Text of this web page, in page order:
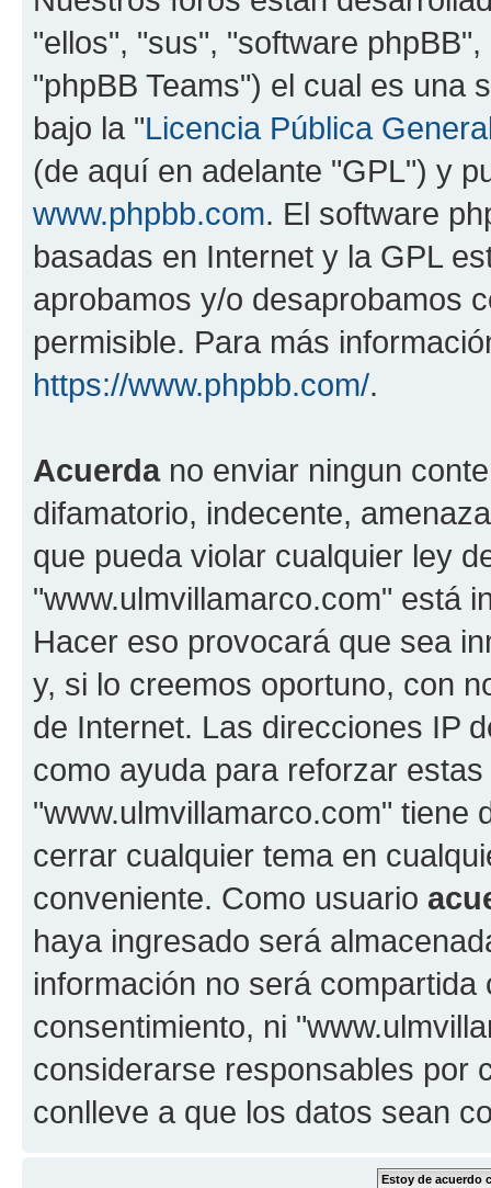
"ellos", "sus", "software
"phpBB Teams") el cual es una
bajo la "Licencia Pública
(de aquí en adelante "GPL") y
www.phpbb.com. El software
basadas en Internet y la GPL
aprobamos y/o desaprobamos
permisible. Para más
https://www.phpbb.com/.
Acuerdano enviar ningun
difamatorio, indecente,
que pueda violar cualquier ley
"www.ulmvillamarco.com" está
Hacer eso provocará que sea
y, si lo creemos oportuno, con
de Internet. Las direcciones IP
como ayuda para reforzar
"www.ulmvillamarco.com" tiene
cerrar cualquier tema en
conveniente. Como usuario
haya ingresado será
información no será
consentimiento, ni
considerarse responsables por
conlleve a que los datos sean